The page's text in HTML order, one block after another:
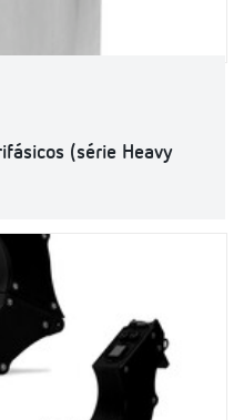
(série Heavy